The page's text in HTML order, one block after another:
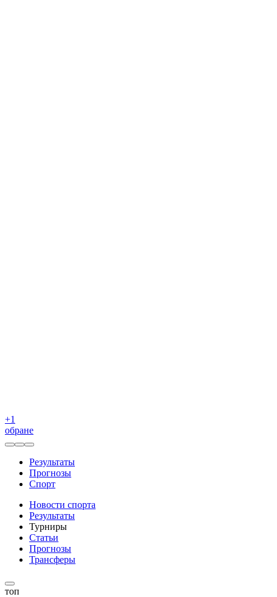
+1
обране
Результаты
Прогнозы
Спорт
Новости спорта
Результаты
Турниры
Статьи
Прогнозы
Трансферы
топ